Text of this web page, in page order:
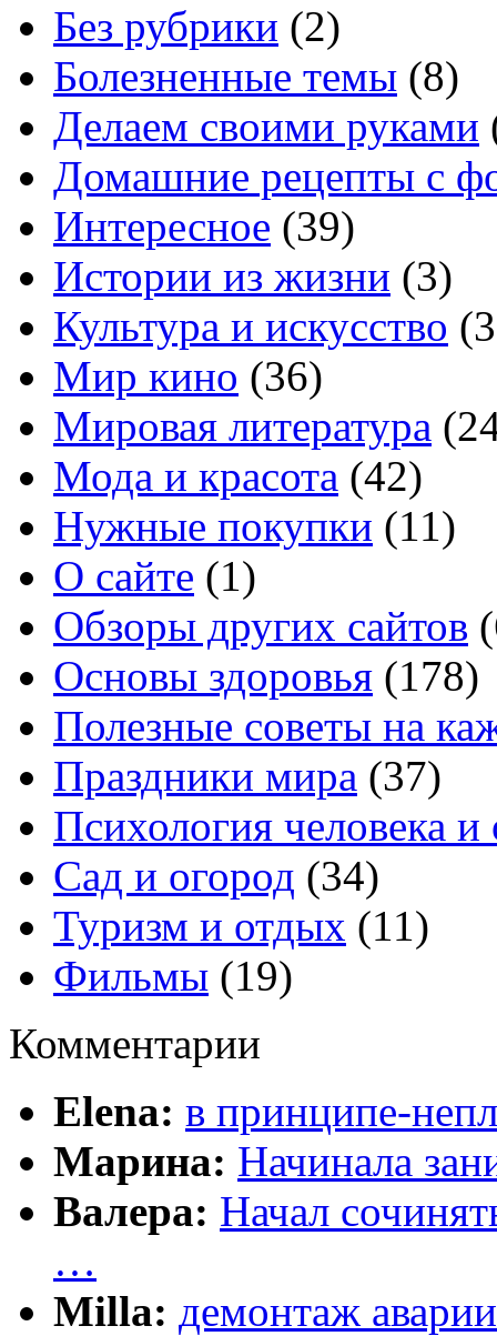
Без рубрики (2)
Болезненные темы (8)
Делаем своими руками
Домашние рецепты с
Интересное (39)
Истории из жизни (3)
Культура и искусство
Мир кино (36)
Мировая литература
Мода и красота (42)
Нужные покупки (11)
О сайте (1)
Обзоры других сайтов
Основы здоровья (178)
Полезные советы на
Праздники мира (37)
Психология человека
Сад и огород (34)
Туризм и отдых (11)
Фильмы (19)
Комментарии
Elena: в принципе-
Марина: Начинала
Валера: Начал
…
Milla: демонтаж